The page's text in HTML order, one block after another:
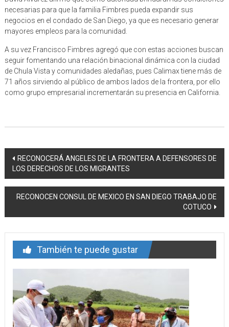
necesarias para que la familia Fimbres pueda expandir sus
negocios en el condado de San Diego, ya que es necesario generar
mayores empleos para la comunidad.
A su vez Francisco Fimbres agregó que con estas acciones buscan
seguir fomentando una relación binacional dinámica con la ciudad
de Chula Vista y comunidades aledañas, pues Calimax tiene más de
71 años sirviendo al público de ambos lados de la frontera, por ello
como grupo empresarial incrementarán su presencia en California.
Navegación
de
entrada
RECONOCERÁ ANGELES DE LA FRONTERA A DEFENSORES DE
LOS DERECHOS DE LOS MIGRANTES
RECONOCEN CONSUL DE MEXICO EN SAN DIEGO TRABAJO DE
COTUCO
También te puede gustar